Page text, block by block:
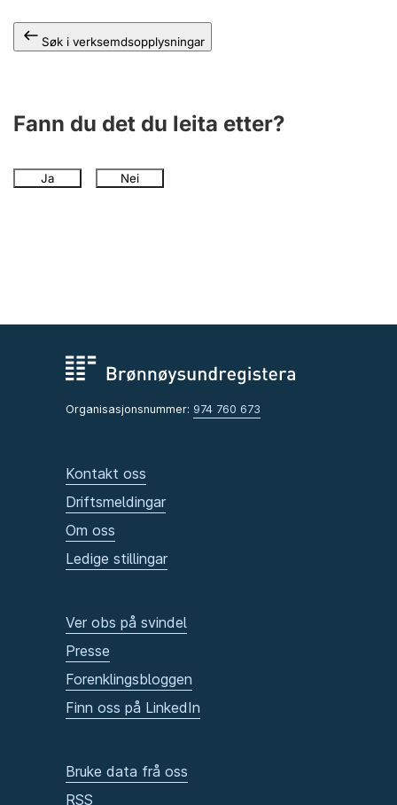
Søk i verksemdsopplysningar
Fann du det du leita etter?
Ja Nei
Organisasjonsnummer: 974 760 673
Kontakt oss
Driftsmeldingar
Om oss
Ledige stillingar
Ver obs på svindel
Presse
Forenklingsbloggen
Finn oss på LinkedIn
Bruke data frå oss
RSS